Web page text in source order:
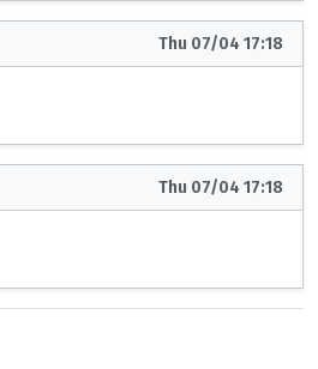
Thu 07/04 17:18
Thu 07/04 17:18